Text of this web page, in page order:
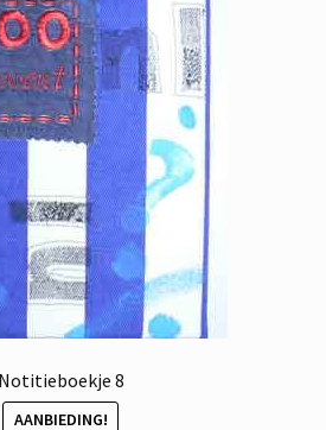
Notitieboekje 8
AANBIEDING!